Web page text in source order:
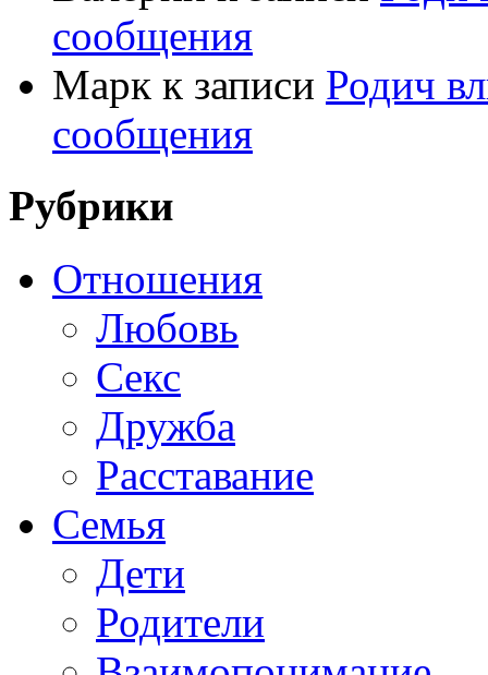
сообщения
Марк к записи Родич
сообщения
Рубрики
Отношения
Любовь
Секс
Дружба
Расставание
Семья
Дети
Родители